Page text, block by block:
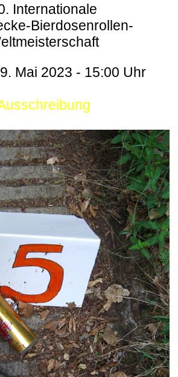
Internationale
Bierdosenrollen-
Mai 2023 - 15:00 Uhr